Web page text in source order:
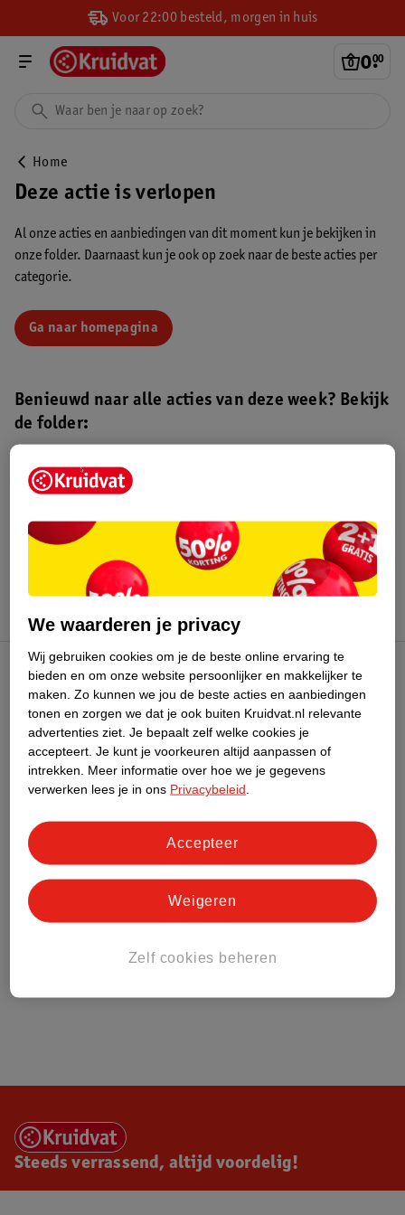
Voor 22:00 besteld, morgen in huis
0.
00
Home
Deze actie is verlopen
Al onze acties en aanbiedingen van dit moment kun je bekijken in
onze folder. Daarnaast kun je ook op zoek naar de beste acties per
categorie.
Ga naar homepagina
Benieuwd naar alle acties van deze week? Bekijk
de folder:
Kruidvat folder
augustus 2026.
Kruidvat Club
Klantenservice
Over Kruidvat
Steeds verrassend, altijd voordelig!
We waarderen je privacy
Wij gebruiken cookies om je de beste online ervaring te
bieden en om onze website persoonlijker en makkelijker te
maken. Zo kunnen we jou de beste acties en aanbiedingen
tonen en zorgen we dat je ook buiten Kruidvat.nl relevante
advertenties ziet. Je bepaalt zelf welke cookies je
accepteert. Je kunt je voorkeuren altijd aanpassen of
intrekken.
Meer informatie over hoe we je gegevens
verwerken lees je in ons Privacybeleid
Zelf cookies beheren
Weigeren
Accepteer